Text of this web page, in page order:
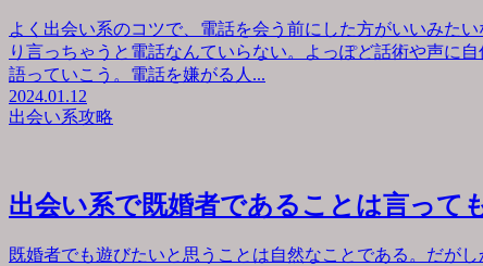
よく出会い系のコツで、電話を会う前にした方がいいみた
り言っちゃうと電話なんていらない。よっぽど話術や声に
語っていこう。電話を嫌がる人...
2024.01.12
出会い系攻略
出会い系で既婚者であることは言って
既婚者でも遊びたいと思うことは自然なことである。だが